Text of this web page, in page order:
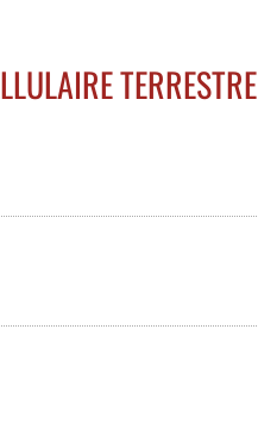
TERRESTRE